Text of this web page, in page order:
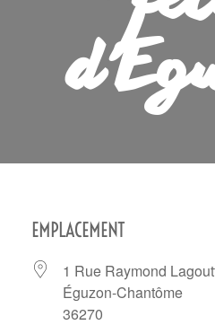
EMPLACEMENT
1 Rue Raymond
Éguzon-Chantôme
36270